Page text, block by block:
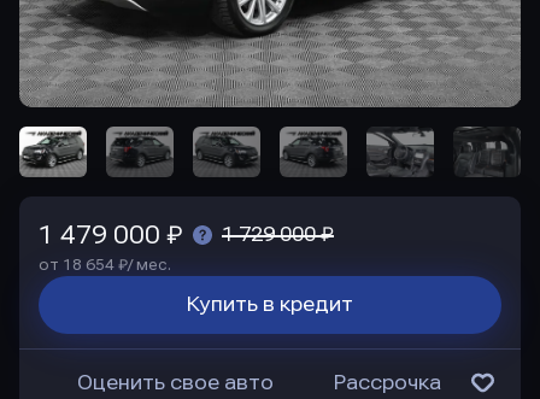
1 479 000 ₽ 1 729 000 ₽
от 18 654 ₽/ мес.
Купить в кредит
Оценить свое авто Рассрочка